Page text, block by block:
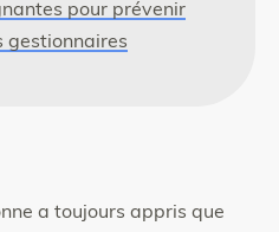
pour prévenir
gestionnaires
a toujours appris que